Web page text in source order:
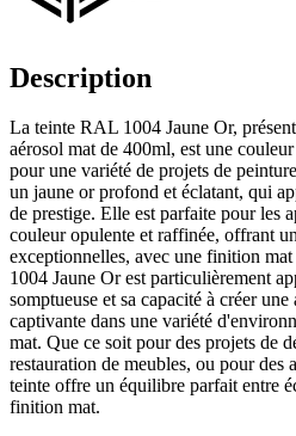
Description
La teinte RAL 1004 Jaune Or,
aérosol mat de 400ml, est une
pour une variété de projets de
un jaune or profond et éclatant, qui
de prestige. Elle est parfaite pour les
couleur opulente et raffinée, offrant
exceptionnelles, avec une finition
1004 Jaune Or est particulièrement
somptueuse et sa capacité à créer
captivante dans une variété
mat. Que ce soit pour des projets de
restauration de meubles, ou pour des
teinte offre un équilibre parfait entre
finition mat.